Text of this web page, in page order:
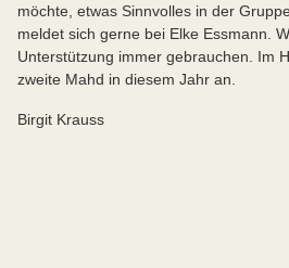
möchte, etwas Sinnvolles in der
meldet sich gerne bei Elke Essmann.
Unterstützung immer gebrauchen. Im
zweite Mahd in diesem Jahr an.
Birgit Krauss